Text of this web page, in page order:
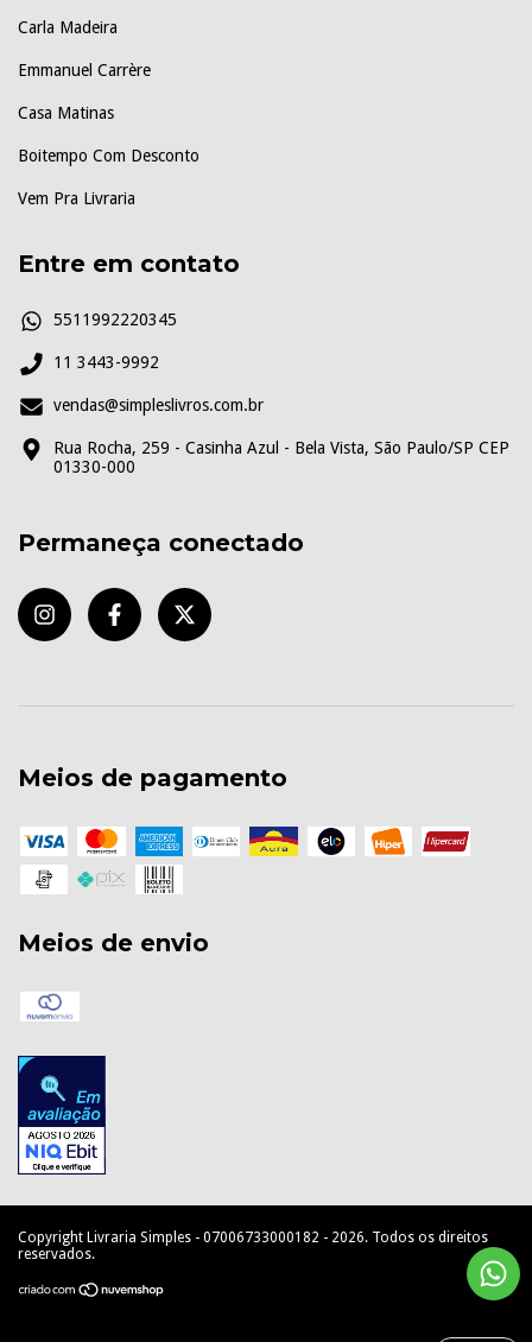
Carla Madeira
Emmanuel Carrère
Casa Matinas
Boitempo Com Desconto
Vem Pra Livraria
Entre em contato
5511992220345
11 3443-9992
vendas@simpleslivros.com.br
Rua Rocha, 259 - Casinha Azul - Bela Vista, São Paulo/SP CEP
01330-000
Permaneça conectado
Meios de pagamento
Meios de envio
Copyright Livraria Simples - 07006733000182 - 2026. Todos os direitos
reservados.